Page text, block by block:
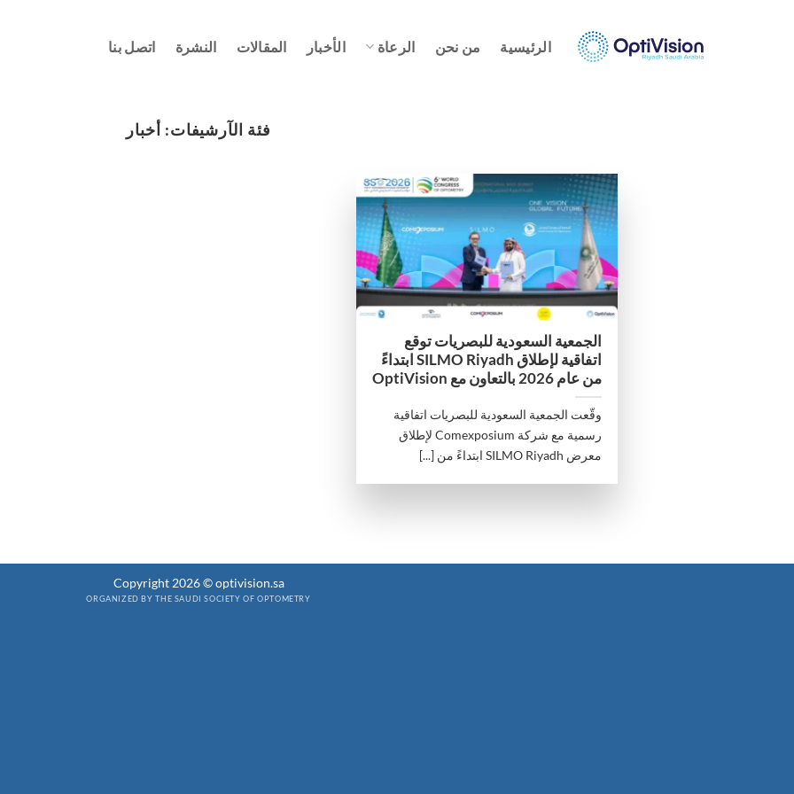
الرئيسية
من نحن الرعاة الأخبار المقالات النشرة اتصل بنا
فئة الآرشيفات: أخبار
الجمعية السعودية للبصريات توقع
اتفاقية لإطلاق SILMO Riyadh ابتداءً
من عام 2026 بالتعاون مع OptiVision
وقّعت الجمعية السعودية للبصريات اتفاقية
رسمية مع شركة Comexposium لإطلاق
معرض SILMO Riyadh ابتداءً من [...]
Copyright 2026 © optivision.sa
ORGANIZED BY THE SAUDI SOCIETY OF OPTOMETRY